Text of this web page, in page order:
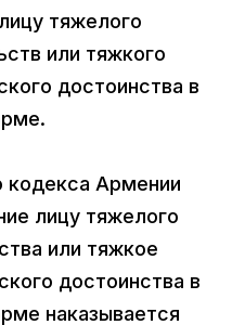
тяжелого
или тяжкого
достоинства в
кодекса Армении
лицу тяжелого
или тяжкое
достоинства в
наказывается